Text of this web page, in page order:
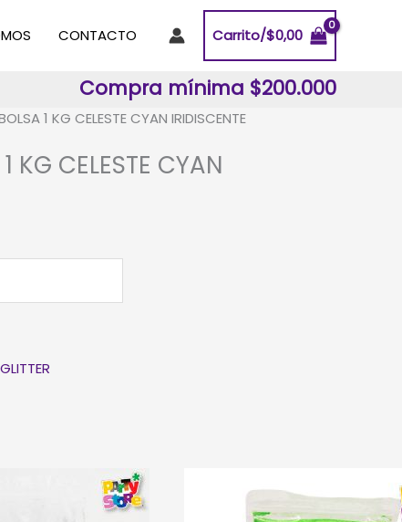
CONTACTO Carrito/$0,00
Compra mínima $200.000
1 KG CELESTE CYAN IRIDISCENTE
KG CELESTE CYAN
GLITTER